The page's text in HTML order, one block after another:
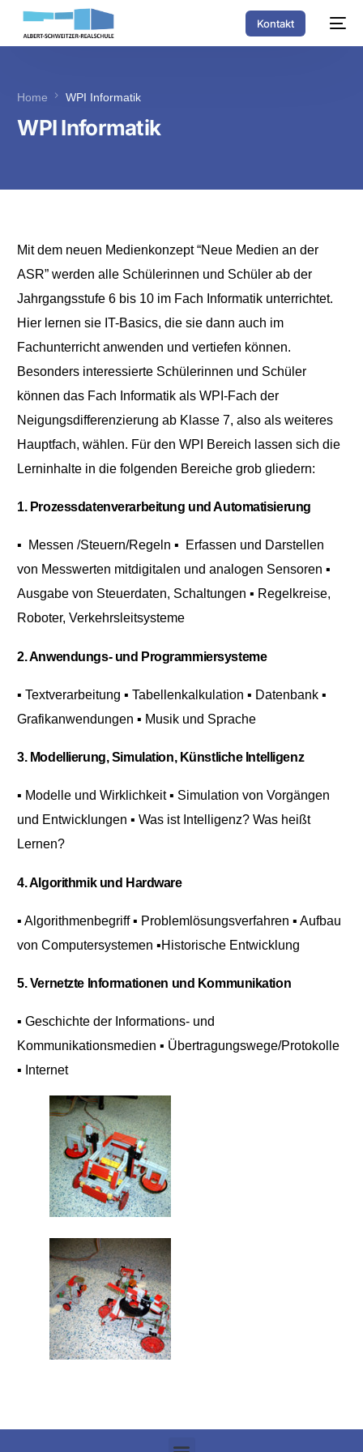
Kontakt
Home WPI Informatik
WPI Informatik
Mit dem neuen Medienkonzept “Neue Medien an der
ASR” werden alle Schülerinnen und Schüler ab der
Jahrgangsstufe 6 bis 10 im Fach Informatik unterrichtet.
Hier lernen sie IT-Basics, die sie dann auch im
Fachunterricht anwenden und vertiefen können.
Besonders interessierte Schülerinnen und Schüler
können das Fach Informatik als WPI-Fach der
Neigungsdifferenzierung ab Klasse 7, also als weiteres
Hauptfach, wählen. Für den WPI Bereich lassen sich die
Lerninhalte in die folgenden Bereiche grob gliedern:
1. Prozessdatenverarbeitung und Automatisierung
▪ Messen /Steuern/Regeln ▪ Erfassen und Darstellen
von Messwerten mitdigitalen und analogen Sensoren ▪
Ausgabe von Steuerdaten, Schaltungen ▪ Regelkreise,
Roboter, Verkehrsleitsysteme
2. Anwendungs- und Programmiersysteme
▪ Textverarbeitung ▪ Tabellenkalkulation ▪ Datenbank ▪
Grafikanwendungen ▪ Musik und Sprache
3. Modellierung, Simulation, Künstliche Intelligenz
▪ Modelle und Wirklichkeit ▪ Simulation von Vorgängen
und Entwicklungen ▪ Was ist Intelligenz? Was heißt
Lernen?
4. Algorithmik und Hardware
▪ Algorithmenbegriff ▪ Problemlösungsverfahren ▪ Aufbau
von Computersystemen ▪Historische Entwicklung
5. Vernetzte Informationen und Kommunikation
▪ Geschichte der Informations- und
Kommunikationsmedien ▪ Übertragungswege/Protokolle
▪ Internet